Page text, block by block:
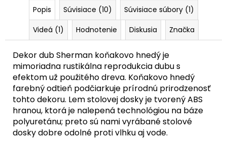
Popis Súvisiace (10)
Súvisiace súbory (1)
Videá (1)
Hodnotenie Diskusia Značka
Dekor dub Sherman koňakovo hnedý je
mimoriadna rustikálna reprodukcia dubu s
efektom už použitého dreva. Koňakovo hnedý
farebný odtieň podčiarkuje prírodnú prirodzenosť
tohto dekoru. Lem stolovej dosky je tvorený ABS
hranou, ktorá je nalepená technológiou na báze
polyuretánu; preto sú nami vyrábané stolové
dosky dobre odolné proti vlhku aj vode.